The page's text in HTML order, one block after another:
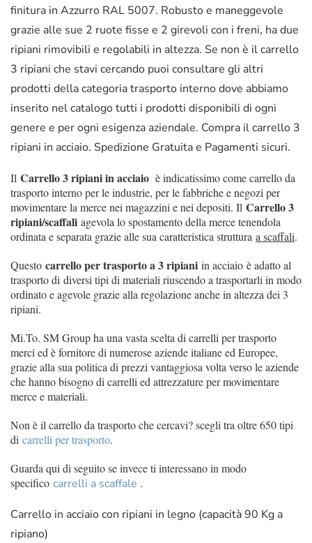
finitura in Azzurro RAL 5007. Robusto e maneggevole
grazie alle sue 2 ruote fisse e 2 girevoli con i freni, ha due
ripiani rimovibili e regolabili in altezza. Se non è il carrello
3 ripiani che stavi cercando puoi consultare gli altri
prodotti della categoria trasporto interno dove abbiamo
inserito nel catalogo tutti i prodotti disponibili di ogni
genere e per ogni esigenza aziendale. Compra il carrello 3
ripiani in acciaio. Spedizione Gratuita e Pagamenti sicuri.
Il Carrello 3 ripiani in acciaio è indicatissimo come carrello da
trasporto interno per le industrie, per le fabbriche e negozi per
movimentare la merce nei magazzini e nei depositi. Il Carrello 3
ripiani/scaffali agevola lo spostamento della merce tenendola
ordinata e separata grazie alle sua caratteristica struttura a scaffali.
Questo carrello per trasporto a 3 ripiani in acciaio è adatto al
trasporto di diversi tipi di materiali riuscendo a trasportarli in modo
ordinato e agevole grazie alla regolazione anche in altezza dei 3
ripiani.
Mi.To. SM Group ha una vasta scelta di carrelli per trasporto
merci ed è fornitore di numerose aziende italiane ed Europee,
grazie alla sua politica di prezzi vantaggiosa volta verso le aziende
che hanno bisogno di carrelli ed attrezzature per movimentare
merce e materiali.
Non è il carrello da trasporto che cercavi? scegli tra oltre 650 tipi
di carrelli per trasporto.
Guarda qui di seguito se invece ti interessano in modo
specifico carrelli a scaffale .
Carrello in acciaio con ripiani in legno (capacità 90 Kg a
ripiano)